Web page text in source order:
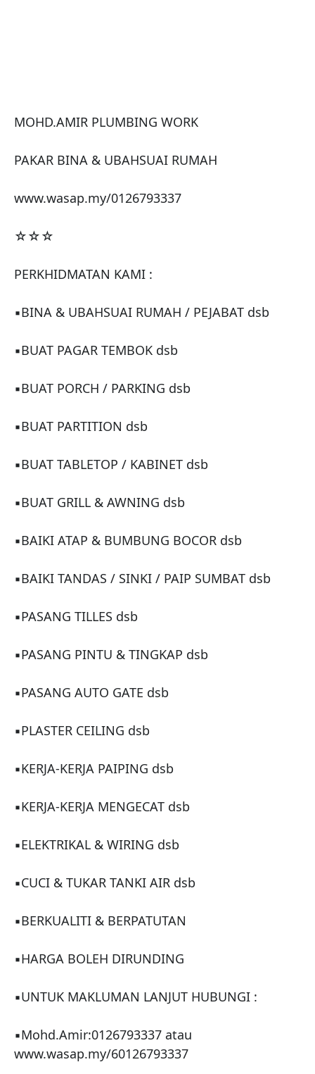
MOHD.AMIR PLUMBING WORK
PAKAR BINA & UBAHSUAI RUMAH
www.wasap.my/0126793337
☆☆☆
PERKHIDMATAN KAMI :
▪BINA & UBAHSUAI RUMAH / PEJABAT dsb
▪BUAT PAGAR TEMBOK dsb
▪BUAT PORCH / PARKING dsb
▪BUAT PARTITION dsb
▪BUAT TABLETOP / KABINET dsb
▪BUAT GRILL & AWNING dsb
▪BAIKI ATAP & BUMBUNG BOCOR dsb
▪BAIKI TANDAS / SINKI / PAIP SUMBAT dsb
▪PASANG TILLES dsb
▪PASANG PINTU & TINGKAP dsb
▪PASANG AUTO GATE dsb
▪PLASTER CEILING dsb
▪KERJA-KERJA PAIPING dsb
▪KERJA-KERJA MENGECAT dsb
▪ELEKTRIKAL & WIRING dsb
▪CUCI & TUKAR TANKI AIR dsb
▪BERKUALITI & BERPATUTAN
▪HARGA BOLEH DIRUNDING
▪UNTUK MAKLUMAN LANJUT HUBUNGI :
▪Mohd.Amir:0126793337 atau
www.wasap.my/60126793337